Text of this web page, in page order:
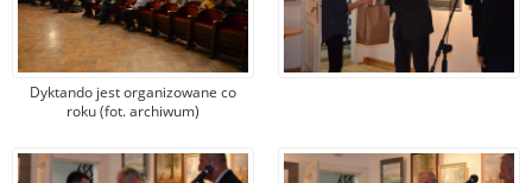
Dyktando jest organizowane co
roku (fot. archiwum)